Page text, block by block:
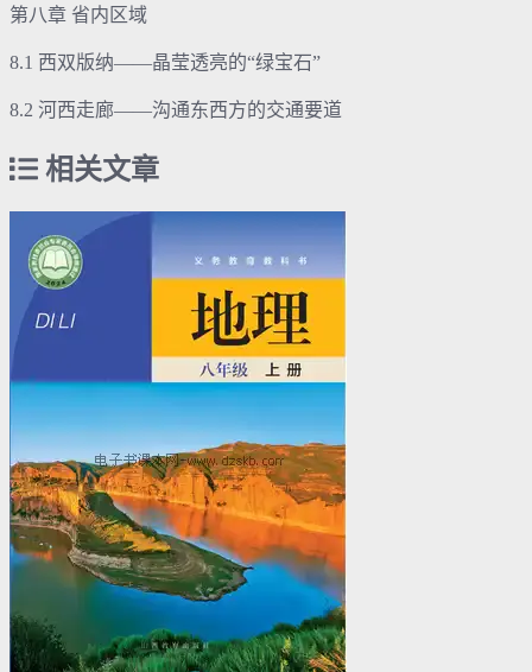
第八章 省内区域
8.1 西双版纳——晶莹透亮的“绿宝石”
8.2 河西走廊——沟通东西方的交通要道
相关文章